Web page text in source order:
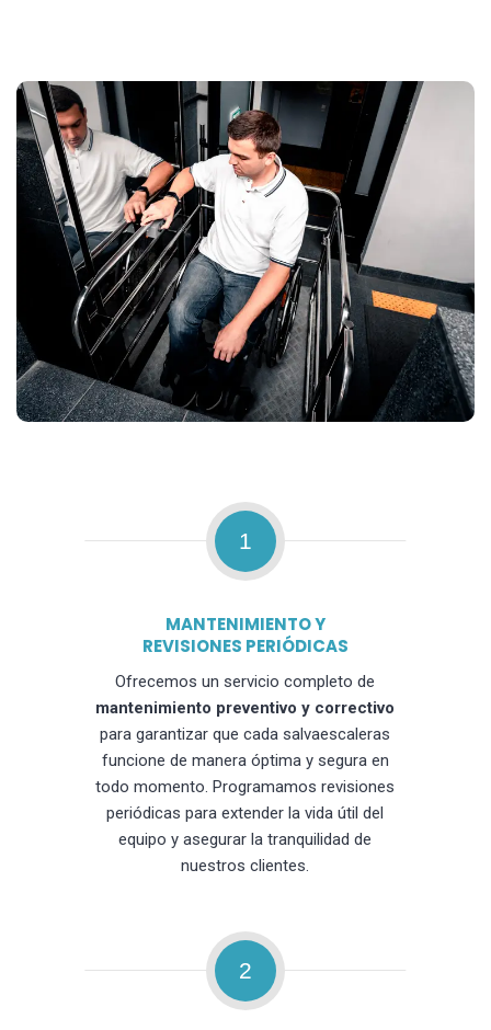
1
MANTENIMIENTO Y
REVISIONES PERIÓDICAS
Ofrecemos un servicio completo de
mantenimiento preventivo y correctivo
para garantizar que cada salvaescaleras
funcione de manera óptima y segura en
todo momento. Programamos revisiones
periódicas para extender la vida útil del
equipo y asegurar la tranquilidad de
nuestros clientes.
2